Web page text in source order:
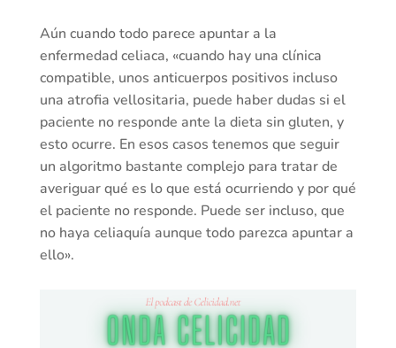
Aún cuando todo parece apuntar a la
enfermedad celiaca, «cuando hay una clínica
compatible, unos anticuerpos positivos incluso
una atrofia vellositaria, puede haber dudas si el
paciente no responde ante la dieta sin gluten, y
esto ocurre. En esos casos tenemos que seguir
un algoritmo bastante complejo para tratar de
averiguar qué es lo que está ocurriendo y por qué
el paciente no responde. Puede ser incluso, que
no haya celiaquía aunque todo parezca apuntar a
ello».